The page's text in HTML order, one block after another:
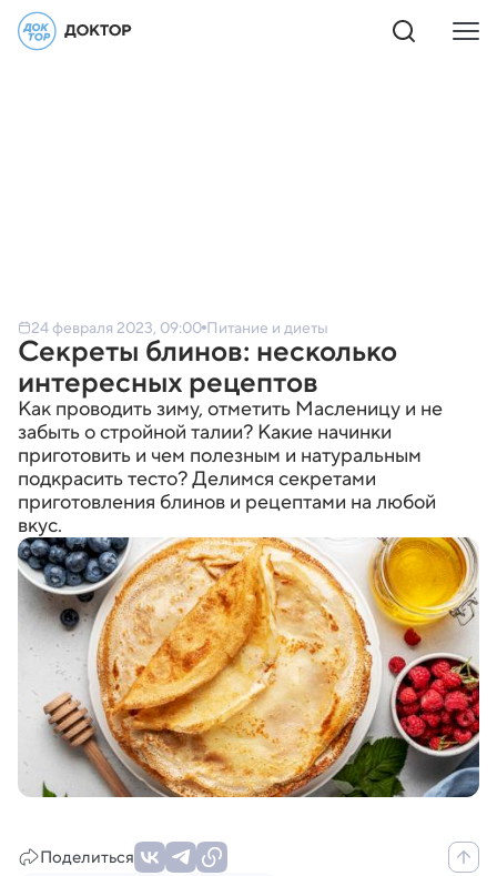
24 февраля 2023, 09:00 Питание и диеты
Секреты блинов: несколько
интересных рецептов
Как проводить зиму, отметить Масленицу и не
забыть о стройной талии? Какие начинки
приготовить и чем полезным и натуральным
подкрасить тесто? Делимся секретами
приготовления блинов и рецептами на любой
вкус.
Поделиться